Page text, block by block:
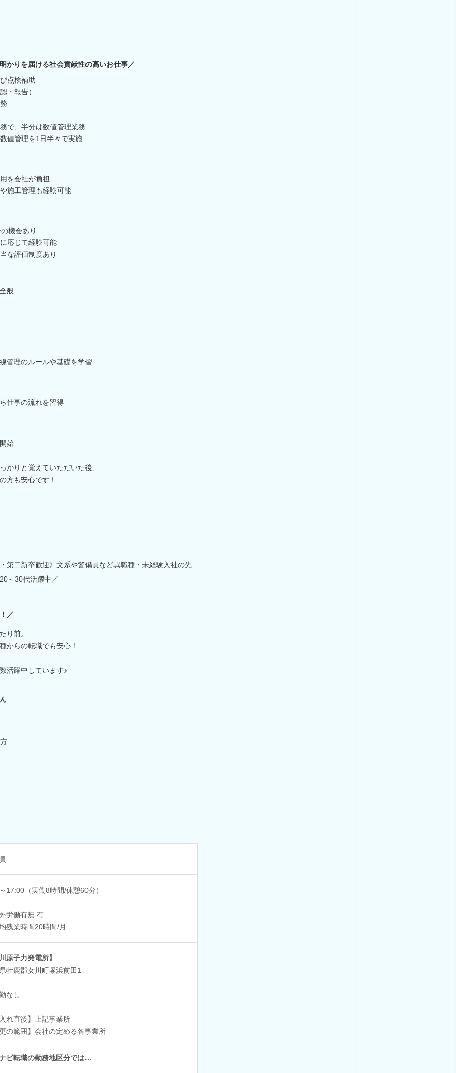
かりを届ける社会貢献性の高いお仕事／
点検補助
・報告）
で、半分は数値管理業務
値管理を1日半々で実施
を会社が負担
施工管理も経験可能
機会あり
応じて経験可能
な評価制度あり
般
管理のルールや基礎を学習
仕事の流れを習得
始
かりと覚えていただいた後、
方も安心です！
第二新卒歓迎》文系や警備員など異職種・未経験入社の先
～30代活躍中／
／
り前。
からの転職でも安心！
活躍中しています♪
17:00（実働8時間/休憩60分）
労働有無:有
残業時間20時間/月
原子力発電所】
牡鹿郡女川町塚浜前田1
なし
れ直後】上記事業所
の範囲】会社の定める各事業所
ビ転職の勤務地区分では…